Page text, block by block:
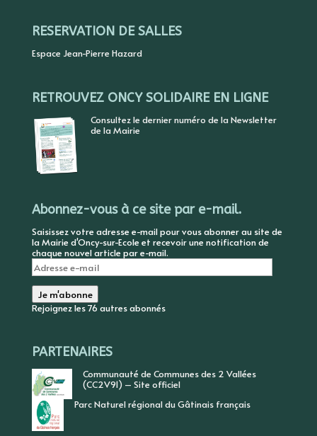
RESERVATION DE SALLES
Espace Jean-Pierre Hazard
RETROUVEZ ONCY SOLIDAIRE EN LIGNE
Consultez le dernier numéro de la Newsletter
de la Mairie
Abonnez-vous à ce site par e-mail.
Saisissez votre adresse e-mail pour vous abonner au site de
la Mairie d'Oncy-sur-Ecole et recevoir une notification de
chaque nouvel article par e-mail.
Adresse
e-
mail
Je m'abonne
Rejoignez les 76 autres abonnés
PARTENAIRES
Communauté de Communes des 2 Vallées
(CC2V91) – Site officiel
Parc Naturel régional du Gâtinais français